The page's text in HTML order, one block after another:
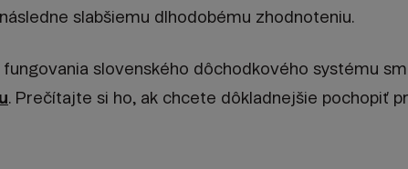
slabšiemu dlhodobému zhodnoteniu.
slovenského dôchodkového systému
. Prečítajte si ho, ak chcete dôkladnejšie pochopiť